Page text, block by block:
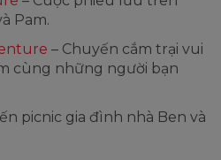
Pam.
– Chuyến cắm trại vui
cùng những người bạn
picnic gia đình nhà Ben và